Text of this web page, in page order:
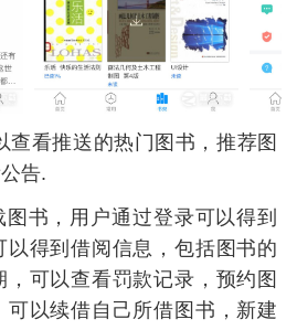
查看推送的热门图书，推荐图
告.
书，用户通过登录可以得到
以得到借阅信息，包括图书的
可以查看罚款记录，预约图
以续借自己所借图书，新建